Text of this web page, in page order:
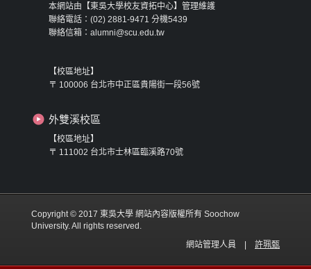
本網站由【東吳大學校友資拓中心】管理維護
聯絡電話：(02) 2881-9471 分機5439
聯絡信箱：alumni@scu.edu.tw
【校區地址】
〒 100006 台北市中正區貴陽街一段56號
外雙溪校區
【校區地址】
〒 111002 台北市士林區臨溪路70號
Copyright © 2017 東吳大學 網站內容版權所有 Soochow
University. All rights reserved.
網站管理人員 | 許珮甄